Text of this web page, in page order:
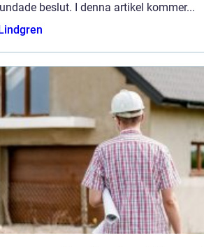
beslut. I denna artikel kommer...